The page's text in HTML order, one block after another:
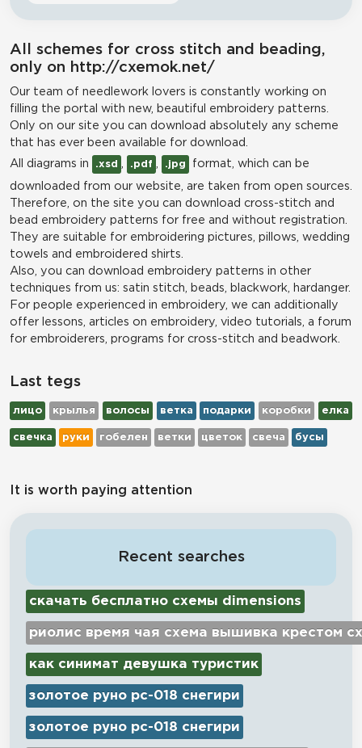
All schemes for cross stitch and beading,
only on http://cxemok.net/
Our team of needlework lovers is constantly working on
filling the portal with new, beautiful embroidery patterns.
Only on our site you can download absolutely any scheme
that has ever been available for download.
All diagrams in
.xsd .pdf .jpg format, which can be
downloaded from our website, are taken from open sources.
Therefore, on the site you can download cross-stitch and
bead embroidery patterns for free and without registration.
They are suitable for embroidering pictures, pillows, wedding
towels and embroidered shirts.
Also, you can download embroidery patterns in other
techniques from us: satin stitch, beads, blackwork, hardanger.
For people experienced in embroidery, we can additionally
offer lessons, articles on embroidery, video tutorials, a forum
for embroiderers, programs for cross-stitch and beadwork.
Last tegs
лицо крылья волосы ветка подарки коробки елка
свечка руки гобелен ветки цветок свеча бусы
It is worth paying attention
Recent searches
скачать бесплатно схемы dimensions
риолис время чая схема вышивка крестом
как синимат девушка туристик
золотое руно рс-018 снегири
золотое руно рс-018 снегири